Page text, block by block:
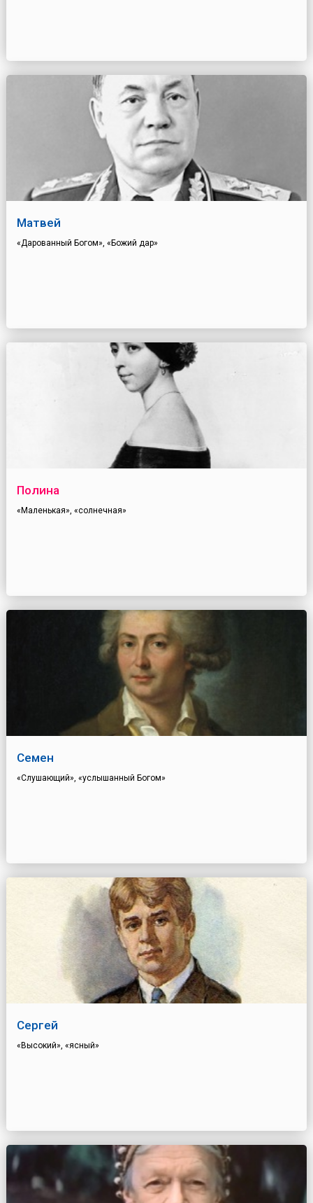
Матвей
«Дарованный Богом», «Божий дар»
Полина
«Маленькая», «солнечная»
Семен
«Слушающий», «услышанный Богом»
Сергей
«Высокий», «ясный»